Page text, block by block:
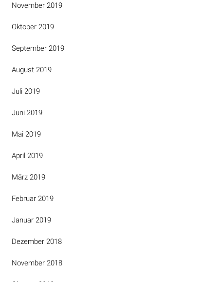
November 2019
Oktober 2019
September 2019
August 2019
Juli 2019
Juni 2019
Mai 2019
April 2019
März 2019
Februar 2019
Januar 2019
Dezember 2018
November 2018